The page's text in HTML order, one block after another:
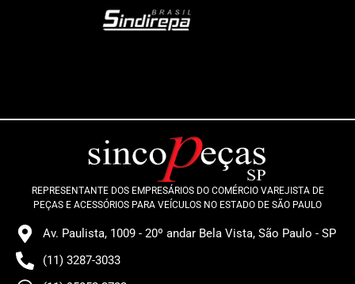
REPRESENTANTE DOS EMPRESÁRIOS DO COMÉRCIO VAREJISTA DE
PEÇAS E ACESSÓRIOS PARA VEÍCULOS NO ESTADO DE SÃO PAULO
Av. Paulista, 1009 - 20º andar Bela Vista, São Paulo - SP
(11) 3287-3033